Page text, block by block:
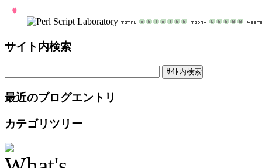
サイト内検索
最近のブログエントリ
カテゴリツリー